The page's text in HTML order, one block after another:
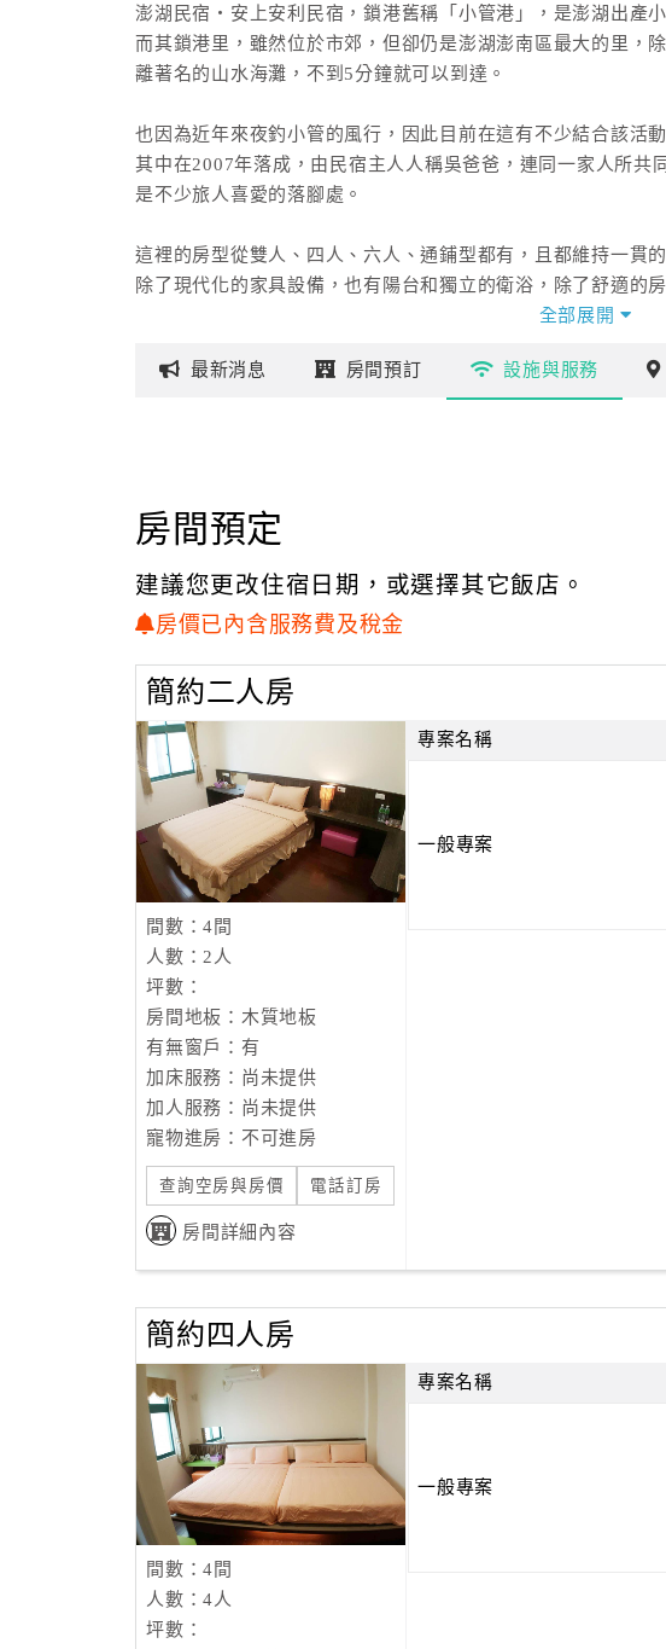
澎湖民宿‧安上安利民宿，鎖港舊稱「小管港」，是澎湖出產小
而其鎖港里，雖然位於市郊，但卻仍是澎湖澎南區最大的里，
離著名的山水海灘，不到5分鐘就可以到達。
也因為近年來夜釣小管的風行，因此目前在這有不少結合該活
其中在2007年落成，由民宿主人人稱吳爸爸，連同一家人所共
是不少旅人喜愛的落腳處。
這裡的房型從雙人、四人、六人、通鋪型都有，且都維持一貫的
除了現代化的家具設備，也有陽台和獨立的衛浴，除了舒適的
您也可以到寬敞的客廳，邊看大尺寸的液晶螢幕電視，一邊和好
當然住在這除了沙灘玩水，最不能錯過的就是夜釣小管活動，
全新快艇「安合順號」已經開始提供服務，且住在這裡的住客
全部展開
最新消息 房間預訂 設施與服務
房間預定
建議您更改住宿日期，或選擇其它飯店。
房價已內含服務費及稅金
簡約二人房
間數：4間
人數：2人
坪數：
房間地板：木質地板
有無窗戶：有
加床服務：尚未提供
加人服務：尚未提供
寵物進房：不可進房
查詢空房與房價 電話訂房
房間詳細內容
專案名稱
一般專案
簡約四人房
間數：4間
人數：4人
坪數：
專案名稱
一般專案